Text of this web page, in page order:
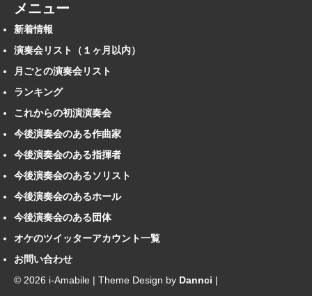
メニュー
新着情報
演奏会リスト（１ヶ月以内）
月ごとの演奏会リスト
ランキング
これからの初演演奏会
今後演奏会のある作曲家
今後演奏会のある指揮者
今後演奏会のあるソリスト
今後演奏会のあるホール
今後演奏会のある団体
オケのツイッターアカウント一覧
お問い合わせ
© 2026 i-Amabile | Theme Design by Dannci |